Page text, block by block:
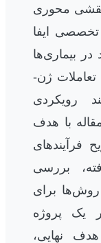
نقشی محوری
تخصصی ایفا
بیماری‌ها
ژن-
رویکردی
با هدف
فرآیندهای
بررسی
روش‌ها برای
یک پروژه
نهایی،